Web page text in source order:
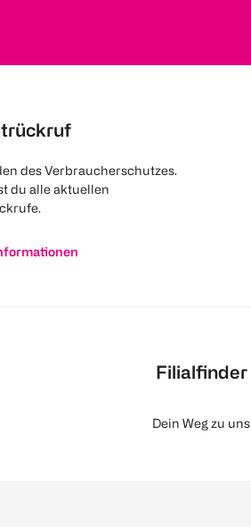
des Verbraucherschutzes.
du alle aktuellen
Filialfinder
Dein Weg zu uns